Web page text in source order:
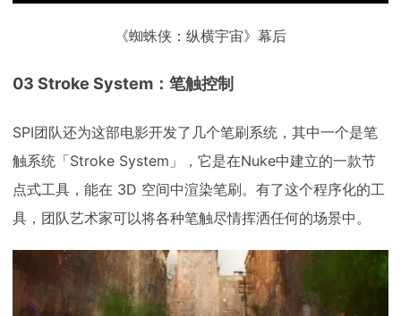
《蜘蛛侠：纵横宇宙》幕后
03 Stroke System：笔触控制
SPI团队还为这部电影开发了几个笔刷系统，其中一个是笔
触系统「Stroke System」，它是在Nuke中建立的一款节
点式工具，能在 3D 空间中渲染笔刷。有了这个程序化的工
具，团队艺术家可以将各种笔触尽情挥洒任何的场景中。